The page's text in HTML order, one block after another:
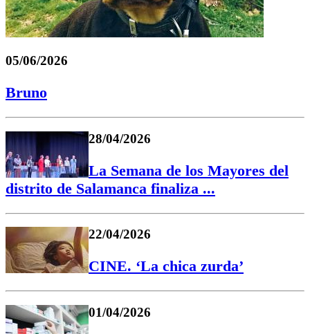
05/06/2026
Bruno
28/04/2026
La Semana de los Mayores del
distrito de Salamanca finaliza ...
22/04/2026
CINE. ‘La chica zurda’
01/04/2026